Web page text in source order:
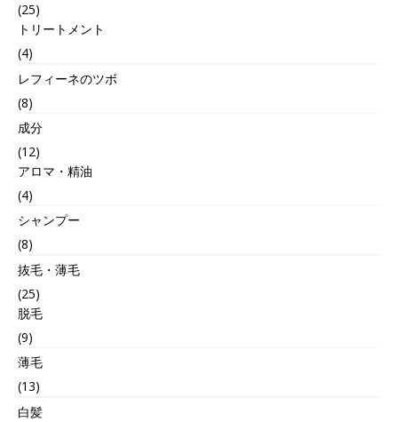
(25)
トリートメント
(4)
レフィーネのツボ
(8)
成分
(12)
アロマ・精油
(4)
シャンプー
(8)
抜毛・薄毛
(25)
脱毛
(9)
薄毛
(13)
白髪